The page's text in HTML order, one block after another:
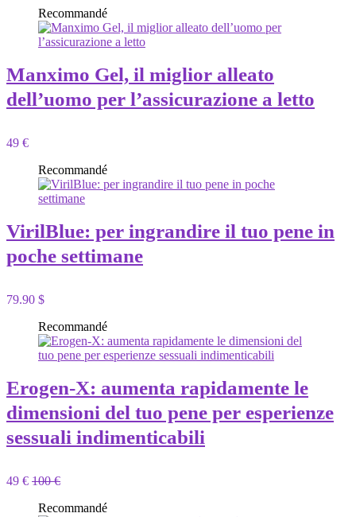
Recommandé
Manximo Gel, il miglior alleato
dell’uomo per l’assicurazione a letto
49 €
Recommandé
VirilBlue: per ingrandire il tuo pene in
poche settimane
79.90 $
Recommandé
Erogen-X: aumenta rapidamente le
dimensioni del tuo pene per esperienze
sessuali indimenticabili
49 € 100 €
Recommandé